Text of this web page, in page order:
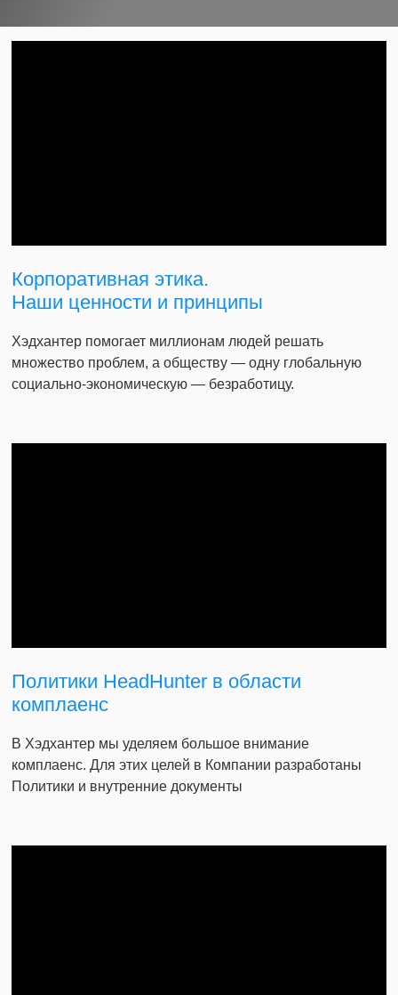
Корпоративная этика.
Наши ценности и принципы
Хэдхантер помогает миллионам людей решать
множество проблем, а обществу — одну глобальную
социально-экономическую — безработицу.
Политики HeadHunter в области
комплаенс
В Хэдхантер мы уделяем большое внимание
комплаенс. Для этих целей в Компании разработаны
Политики и внутренние документы